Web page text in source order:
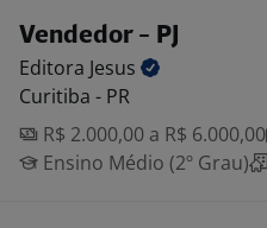
Vendedor - PJ
Editora Jesus
Curitiba - PR
R$ 2.000,00 a R$ 6.000,00
Ensino Médio (2º Grau)